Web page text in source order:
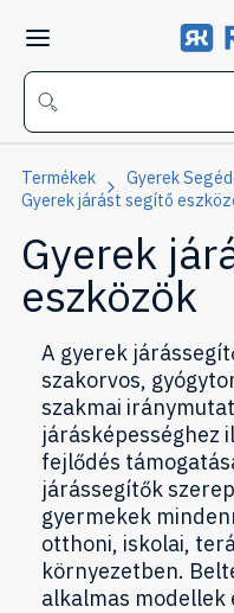
Termékek
Gyerek
Gyerek járást segítő
Gyerek
eszközök
A gyerek
szakorvos,
szakmai
járásképességhez
fejlődés
járássegítők
gyermekek
otthoni, iskolai,
környezetben.
alkalmas